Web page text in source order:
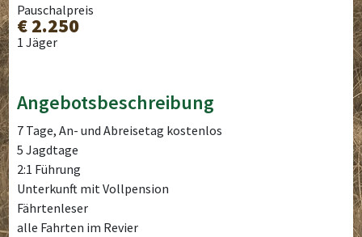
Pauschalpreis
€ 2.250
1 Jäger
Angebotsbeschreibung
7 Tage, An- und Abreisetag kostenlos
5 Jagdtage
2:1 Führung
Unterkunft mit Vollpension
Fährtenleser
alle Fahrten im Revier